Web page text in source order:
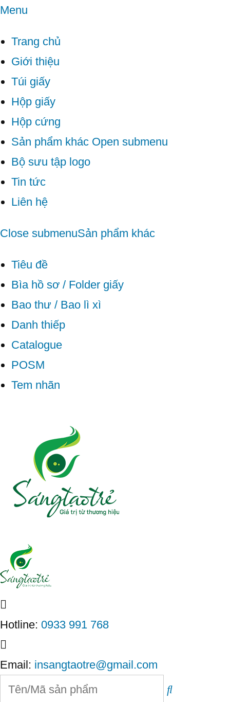
Menu
Trang chủ
Giới thiệu
Túi giấy
Hộp giấy
Hộp cứng
Sản phẩm khác Open submenu
Bộ sưu tập logo
Tin tức
Liên hệ
Close submenuSản phẩm khác
Tiêu đề
Bìa hồ sơ / Folder giấy
Bao thư / Bao lì xì
Danh thiếp
Catalogue
POSM
Tem nhãn
Hotline: 0933 991 768
Email: insangtaotre@gmail.com